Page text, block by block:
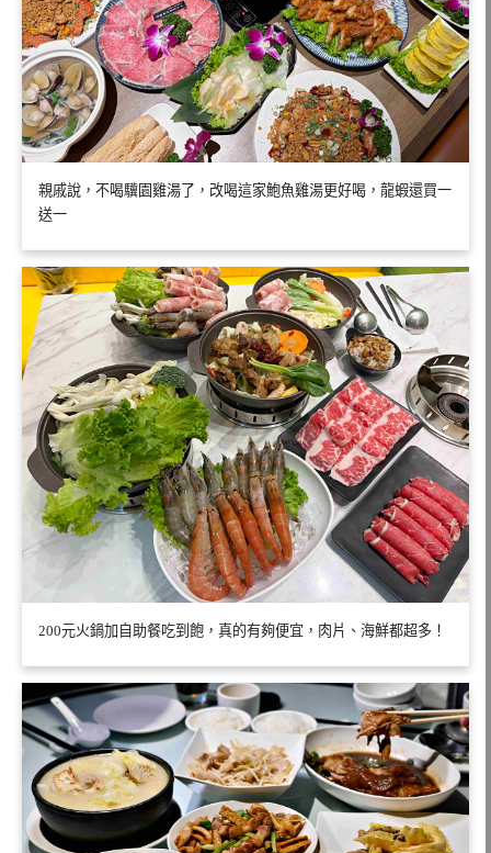
親戚說，不喝驥園雞湯了，改喝這家鮑魚雞湯更好喝，龍蝦還買一
送一
200元火鍋加自助餐吃到飽，真的有夠便宜，肉片、海鮮都超多！